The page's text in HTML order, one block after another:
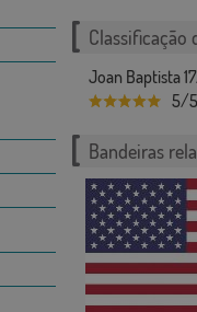
Classificação
Joan Baptista
5/
Bandeiras